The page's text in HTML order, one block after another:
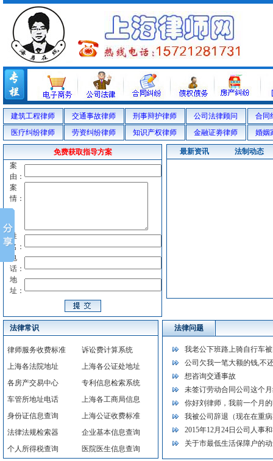
建筑工程律师 交通事故律师 刑事辩护律师 公司法律顾问
合同
医疗纠纷律师
劳资纠纷律师 知识产权律师 金融证劵律师 婚姻
免费获取指导方案
案
由：
案
情：
姓
名：
电
话：
地
址：
最新资讯 法制动态
法律常识
律师服务收费标准
诉讼费计算系统
上海各法院地址
上海各公证处地址
各房产交易中心
专利信息检索系统
车管所地址电话
上海各工商局信息
身份证信息查询
上海公证收费标准
法律法规检索器
企业基本信息查询
个人所得税查询
医院医生信息查询
法律问题
我老公下班路上骑自行车
公司欠我一笔大额的钱,不
想咨询交通事故
未签订劳动合同公司这个
你好刘律师，我前一个月
我被公司辞退（现在在重
2015年12月24日公司人事
关于市最低生活保障户的